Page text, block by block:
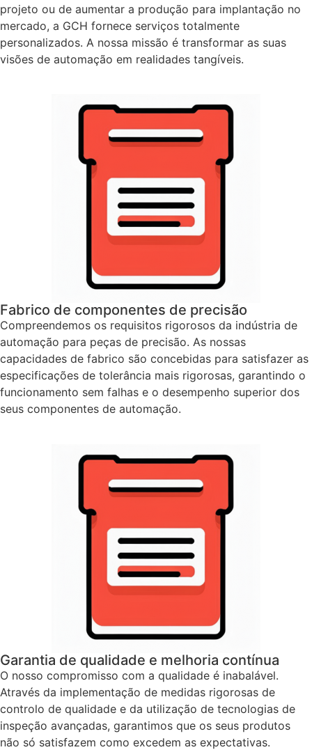
projeto ou de aumentar a produção para implantação no
mercado, a GCH fornece serviços totalmente
personalizados. A nossa missão é transformar as suas
visões de automação em realidades tangíveis.
Fabrico de componentes de precisão
Compreendemos os requisitos rigorosos da indústria de
automação para peças de precisão. As nossas
capacidades de fabrico são concebidas para satisfazer as
especificações de tolerância mais rigorosas, garantindo o
funcionamento sem falhas e o desempenho superior dos
seus componentes de automação.
Garantia de qualidade e melhoria contínua
O nosso compromisso com a qualidade é inabalável.
Através da implementação de medidas rigorosas de
controlo de qualidade e da utilização de tecnologias de
inspeção avançadas, garantimos que os seus produtos
não só satisfazem como excedem as expectativas.